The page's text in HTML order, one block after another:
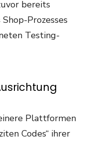
bereits
Prozesses
Testing-
Plattformen
Codes“ ihrer